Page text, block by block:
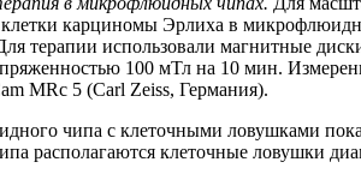
клетки карциномы Эрлиха в
терапии использовали магнитные
100 мТл на 10 мин.
MRc 5 (Carl Zeiss, Германия).
чипа с клеточными ловушками
располагаются клеточные ловушки